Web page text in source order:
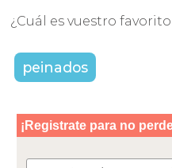
¿Cuál es vuestro
peinados